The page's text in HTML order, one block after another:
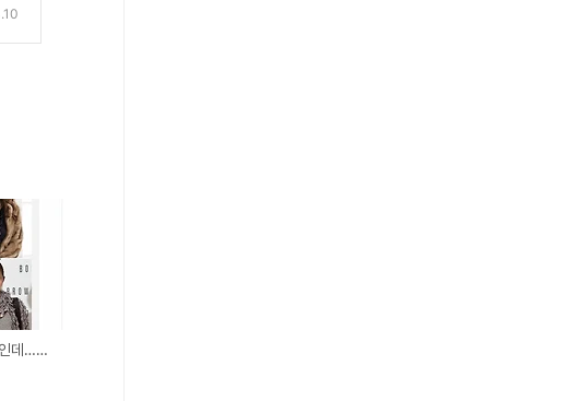
날씬해지고 싶었을 뿐인데…내가 악성코드 유포자라고?